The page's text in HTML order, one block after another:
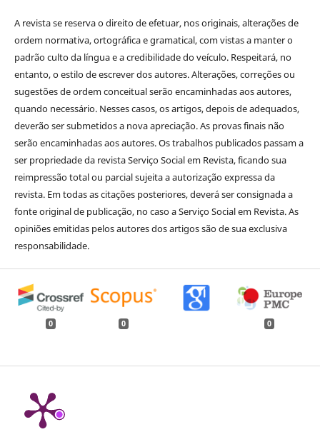
A revista se reserva o direito de efetuar, nos originais, alterações de
ordem normativa, ortográfica e gramatical, com vistas a manter o
padrão culto da língua e a credibilidade do veículo. Respeitará, no
entanto, o estilo de escrever dos autores. Alterações, correções ou
sugestões de ordem conceitual serão encaminhadas aos autores,
quando necessário. Nesses casos, os artigos, depois de adequados,
deverão ser submetidos a nova apreciação. As provas finais não
serão encaminhadas aos autores. Os trabalhos publicados passam a
ser propriedade da revista Serviço Social em Revista, ficando sua
reimpressão total ou parcial sujeita a autorização expressa da
revista. Em todas as citações posteriores, deverá ser consignada a
fonte original de publicação, no caso a Serviço Social em Revista. As
opiniões emitidas pelos autores dos artigos são de sua exclusiva
responsabilidade.
0 0 0